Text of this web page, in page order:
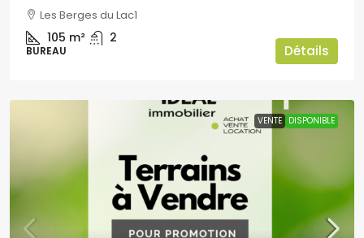
Les Berges du Lac1
105 m² 2
BUREAU Détails
VENTE DISPONIBLE